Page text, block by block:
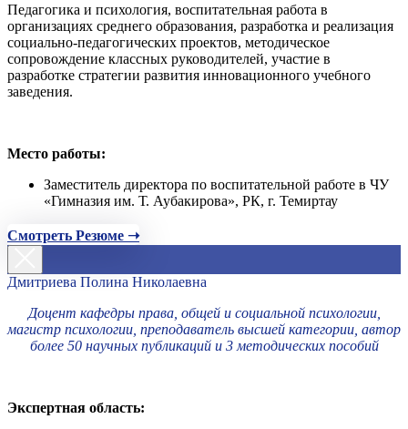
Педагогика и психология, воспитательная работа в
организациях среднего образования, разработка и реализация
социально-педагогических проектов, методическое
сопровождение классных руководителей, участие в
разработке стратегии развития инновационного учебного
заведения.
Место работы:
Заместитель директора по воспитательной работе в ЧУ
«Гимназия им. Т. Аубакирова», РК, г. Темиртау
Смотреть Резюме ➝
Дмитриева Полина Николаевна
Доцент кафедры права, общей и социальной психологии,
магистр психологии, преподаватель высшей категории, автор
более 50 научных публикаций и 3 методических пособий
Экспертная область: